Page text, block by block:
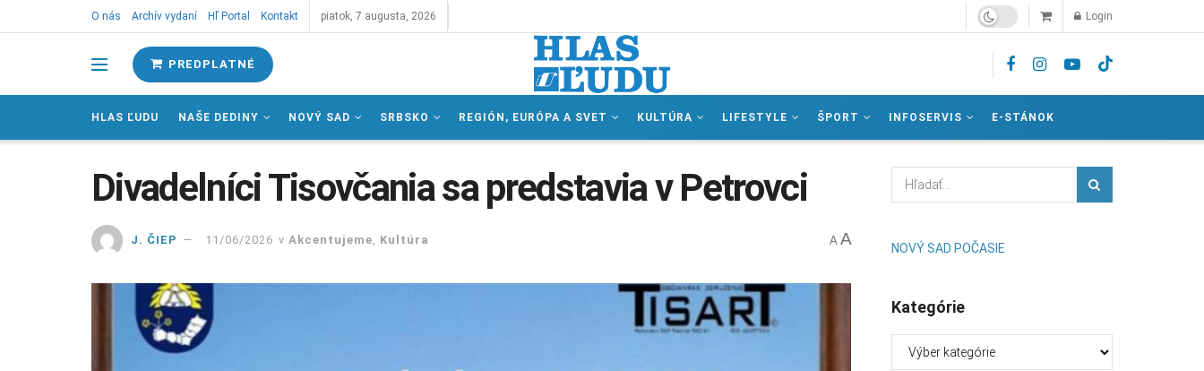
O nás Archív vydaní Hľ Portal Kontakt piatok, 7 augusta, 2026 Login
PREDPLATNÉ
HLAS ĽUDU NAŠE DEDINY NOVÝ SAD SRBSKO REGIÓN, EURÓPA A SVET KULTÚRA LIFESTYLE ŠPORT INFOSERVIS E-STÁNOK
Divadelníci Tisovčania sa predstavia v Petrovci
J. ČIEP 11/06/2026 v Akcentujeme Kultúra A A NOVÝ SAD POČASIE
Kategórie